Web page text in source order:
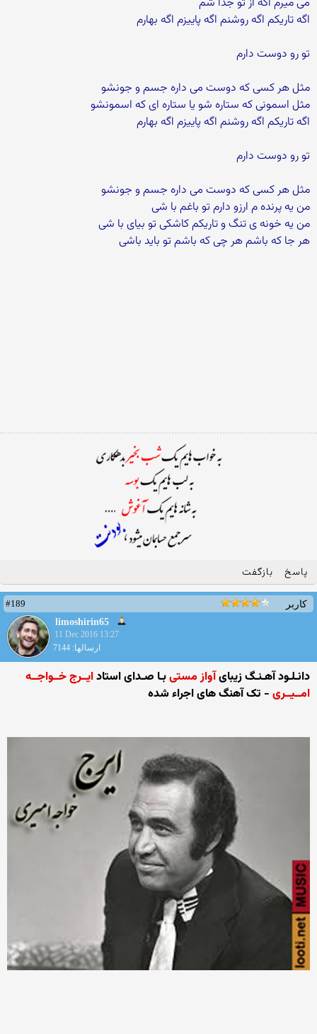
اگه تاریکم اگه روشنم اگه پاییزم اگه بهارم
تو رو دوست دارم
مثل هر کسی که دوست می داره جسم و جونشو
مثل اسمونی که ستاره شو یا ستاره ای که اسمونشو
اگه تاریکم اگه روشنم اگه پاییزم اگه بهارم
تو رو دوست دارم
مثل هر کسی که دوست می داره جسم و جونشو
من یه پرنده م ارزو دارم تو باغم با شی
من یه خونه ی تنگ و تاریکم کاشکی تو بیای با شی
هر جا که باشم هر چی که باشم تو باید باشی
پاسخ بازگفت
کاربر
#189
limoshirin65
11 Dec 2016 13:27
ارسالها: 7144
دانـلـود آهـنـگ زیبایآواز مستیبـا صـدای استادایــرج خــواجــه
امــیــری - تک آهنگ های اجراء شده